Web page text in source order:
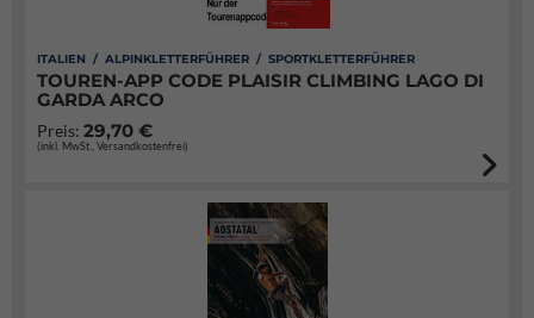
ITALIEN / ALPINKLETTERFÜHRER / SPORTKLETTERFÜHRER
TOUREN-APP CODE PLAISIR CLIMBING LAGO DI
GARDA ARCO
Preis: 29,70 €
(inkl. MwSt., Versandkostenfrei)